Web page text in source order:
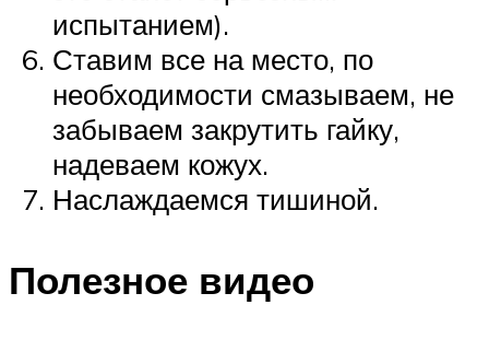
испытанием).
Ставим все на место, по
необходимости смазываем, не
забываем закрутить гайку,
надеваем кожух.
Наслаждаемся тишиной.
Полезное видео